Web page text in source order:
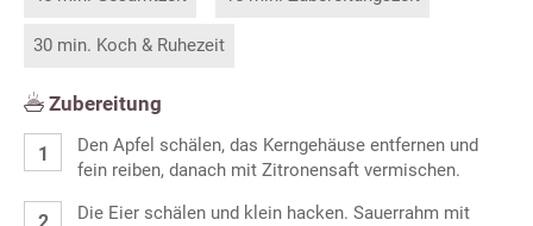
30 min. Koch & Ruhezeit
Zubereitung
Den Apfel schälen, das Kerngehäuse entfernen und
fein reiben, danach mit Zitronensaft vermischen.
Die Eier schälen und klein hacken. Sauerrahm mit